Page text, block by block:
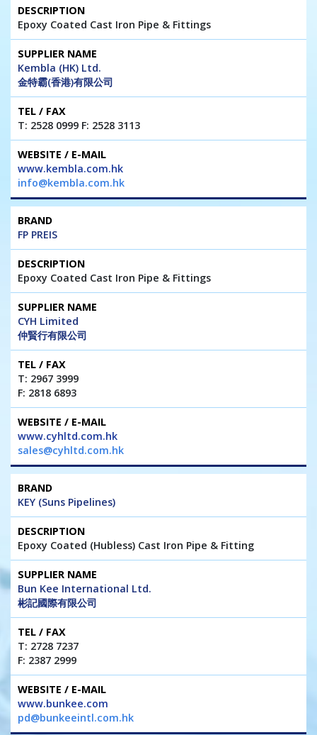
Epoxy Coated Cast Iron Pipe & Fittings
Kembla (HK) Ltd.
金特霸(香港)有限公司
T: 2528 0999 F: 2528 3113
www.kembla.com.hk
info@kembla.com.hk
FP PREIS
Epoxy Coated Cast Iron Pipe & Fittings
CYH Limited
仲賢行有限公司
T: 2967 3999
F: 2818 6893
www.cyhltd.com.hk
sales@cyhltd.com.hk
KEY (Suns Pipelines)
Epoxy Coated (Hubless) Cast Iron Pipe & Fitting
Bun Kee International Ltd.
彬記國際有限公司
T: 2728 7237
F: 2387 2999
www.bunkee.com
pd@bunkeeintl.com.hk